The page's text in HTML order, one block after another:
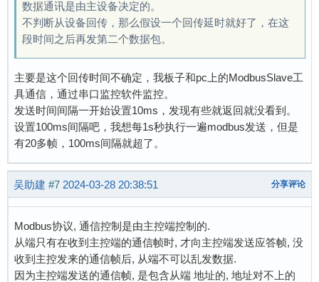
数据通讯是由主设备决定的。
不判断从设备回传，那么假设一个回传延时就好了，在这
段时间之后再发第二个数据包。
主要是这个回传时间不确定，我板子和pc上的ModbusSlave工
具通信，通过串口监控软件监控。
发送时间间隔一开始设置10ms，发现有些就返回就没看到。
设置100ms间隔吧，我想每1s秒执行一遍modbus发送，但是
有20多帧，100ms间隔就超了。
吴助建 #7 2024-03-28 20:38:51 分享评论
Modbus协议, 通信控制是由主控端控制的.
从端只有在收到主控端的通信帧时, 才向主控端发送应答帧, 没
收到主控发来的通信帧后, 从端不可以乱发数据.
因为主控端发送的通信帧, 是包含从端 地址的, 地址对不上的